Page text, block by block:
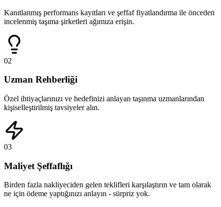
Kanıtlanmış performans kayıtları ve şeffaf fiyatlandırma ile önceden
incelenmiş taşıma şirketleri ağımıza erişin.
02
Uzman Rehberliği
Özel ihtiyaçlarınızı ve hedefinizi anlayan taşınma uzmanlarından
kişiselleştirilmiş tavsiyeler alın.
03
Maliyet Şeffaflığı
Birden fazla nakliyeciden gelen teklifleri karşılaştırın ve tam olarak
ne için ödeme yaptığınızı anlayın - sürpriz yok.